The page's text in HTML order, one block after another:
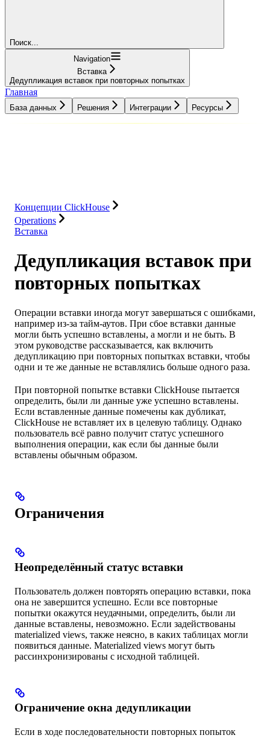
Поиск...
Navigation
Вставка
Дедупликация вставок при повторных попытках
Главная
База данных Решения Интеграции Ресурсы
Концепции ClickHouse
Operations
Вставка
Дедупликация вставок при
повторных попытках
Операции вставки иногда могут завершаться с ошибками,
например из-за тайм-аутов. При сбое вставки данные
могли быть успешно вставлены, а могли и не быть. В
этом руководстве рассказывается, как включить
дедупликацию при повторных попытках вставки, чтобы
одни и те же данные не вставлялись больше одного раза.
При повторной попытке вставки ClickHouse пытается
определить, были ли данные уже успешно вставлены.
Если вставленные данные помечены как дубликат,
ClickHouse не вставляет их в целевую таблицу. Однако
пользователь всё равно получит статус успешного
выполнения операции, как если бы данные были
вставлены обычным образом.
Ограничения
Неопределённый статус вставки
Пользователь должен повторять операцию вставки, пока
она не завершится успешно. Если все повторные
попытки окажутся неудачными, определить, были ли
данные вставлены, невозможно. Если задействованы
materialized views, также неясно, в каких таблицах могли
появиться данные. Materialized views могут быть
рассинхронизированы с исходной таблицей.
Ограничение окна дедупликации
Если в ходе последовательности повторных попыток